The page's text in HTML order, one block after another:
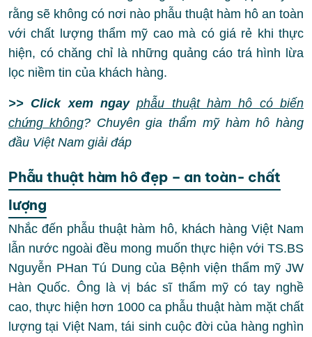
rằng sẽ không có nơi nào phẫu thuật hàm hô an toàn
với chất lượng thẩm mỹ cao mà có giá rẻ khi thực
hiện, có chăng chỉ là những quảng cáo trá hình lừa
lọc niềm tin của khách hàng.
>> Click xem ngay phẫu thuật hàm hô có biến
chứng không? Chuyên gia thẩm mỹ hàm hô hàng
đầu Việt Nam giải đáp
Phẫu thuật hàm hô đẹp – an toàn- chất
lượng
Nhắc đến phẫu thuật hàm hô, khách hàng Việt Nam
lẫn nước ngoài đều mong muốn thực hiện với TS.BS
Nguyễn PHan Tú Dung của Bệnh viện thẩm mỹ JW
Hàn Quốc. Ông là vị bác sĩ thẩm mỹ có tay nghề
cao, thực hiện hơn 1000 ca phẫu thuật hàm mặt chất
lượng tại Việt Nam, tái sinh cuộc đời của hàng nghìn